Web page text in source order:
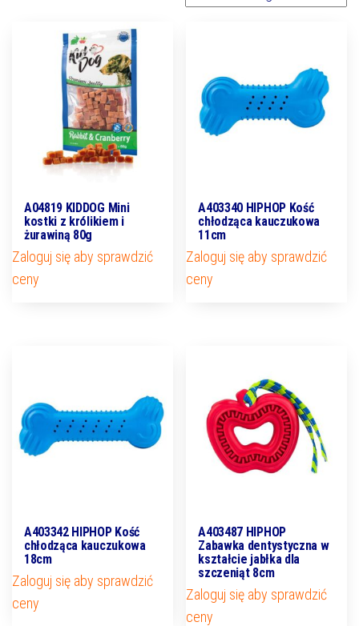
A04819 KIDDOG Mini
kostki z królikiem i
żurawiną 80g
Zaloguj się aby sprawdzić
ceny
A403340 HIPHOP Kość
chłodząca kauczukowa
11cm
Zaloguj się aby sprawdzić
ceny
A403342 HIPHOP Kość
chłodząca kauczukowa
18cm
Zaloguj się aby sprawdzić
ceny
A403487 HIPHOP
Zabawka dentystyczna w
kształcie jabłka dla
szczeniąt 8cm
Zaloguj się aby sprawdzić
ceny